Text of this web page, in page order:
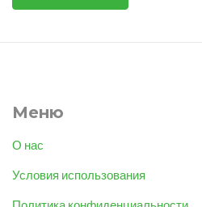
до услуг специалистов. В этой
Меню
О нас
Условия использования